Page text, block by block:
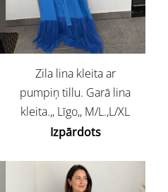
Zila lina kleita ar
pumpiņ tillu. Garā lina
kleita.,, Līgo,, M/L.,L/XL
Izpārdots